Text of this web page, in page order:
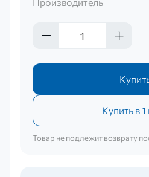
Производитель
Купить в 1
Товар не подлежит возврату